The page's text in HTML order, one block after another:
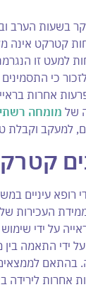
בשעות הערב
קטרקט אינה
למעט זו
כי
אחרות
של מומחה
למעקב וקבלת
רופא עיניים
העכירות
על ידי
ידי התאמה בין
בהתאם
אחרות לירידה